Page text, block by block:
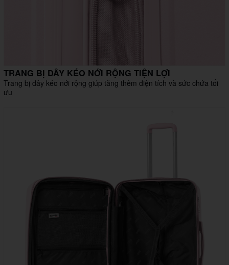
TRANG BỊ DÂY KÉO NỚI RỘNG TIỆN LỢI
Trang bị dây kéo nới rộng giúp tăng thêm diện tích và sức chứa tối
ưu